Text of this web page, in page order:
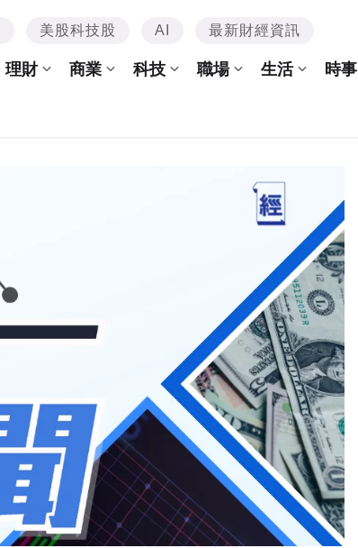
美股科技股 AI 最新財經資訊
理財 商業 科技 職場 生活 時事